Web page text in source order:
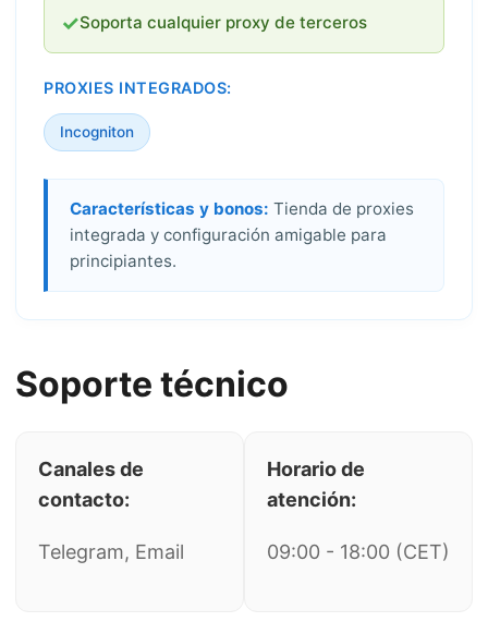
✓Soporta cualquier proxy de terceros
PROXIES INTEGRADOS:
Incogniton
Características y bonos: Tienda de proxies
integrada y configuración amigable para
principiantes.
Soporte técnico
Canales de
contacto:
Telegram, Email
Horario de
atención:
09:00 - 18:00 (CET)